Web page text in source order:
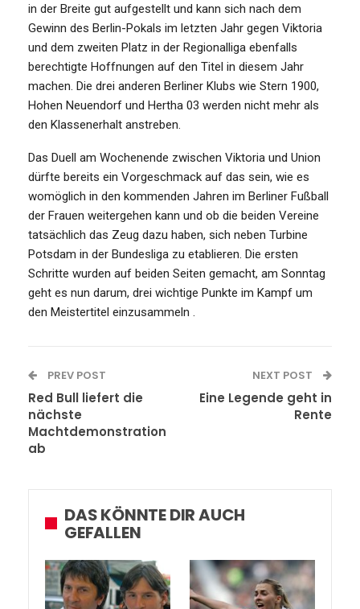
in der Breite gut aufgestellt und kann sich nach dem
Gewinn des Berlin-Pokals im letzten Jahr gegen Viktoria
und dem zweiten Platz in der Regionalliga ebenfalls
berechtigte Hoffnungen auf den Titel in diesem Jahr
machen. Die drei anderen Berliner Klubs wie Stern 1900,
Hohen Neuendorf und Hertha 03 werden nicht mehr als
den Klassenerhalt anstreben.
Das Duell am Wochenende zwischen Viktoria und Union
dürfte bereits ein Vorgeschmack auf das sein, wie es
womöglich in den kommenden Jahren im Berliner Fußball
der Frauen weitergehen kann und ob die beiden Vereine
tatsächlich das Zeug dazu haben, sich neben Turbine
Potsdam in der Bundesliga zu etablieren. Die ersten
Schritte wurden auf beiden Seiten gemacht, am Sonntag
geht es nun darum, drei wichtige Punkte im Kampf um
den Meistertitel einzusammeln .
PREV POST
Red Bull liefert die
nächste
Machtdemonstration
ab
NEXT POST
Eine Legende geht in
Rente
DAS KÖNNTE DIR AUCH
GEFALLEN